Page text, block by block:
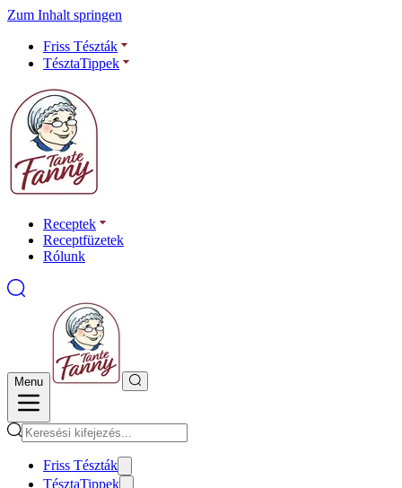
Zum Inhalt springen
Friss Tészták
TésztaTippek
Receptek
Receptfüzetek
Rólunk
Menu
Friss Tészták
TésztaTippek